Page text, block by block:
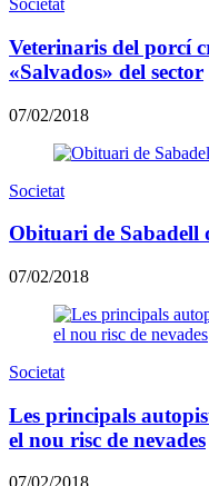
Societat
Veterinaris del porcí
«Salvados» del sector
07/02/2018
Societat
Obituari de Sabadell
07/02/2018
Societat
Les principals
el nou risc de nevades